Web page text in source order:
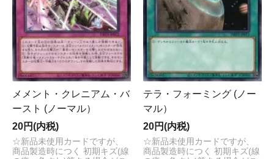
メメント・クレニアム・バ
ースト (ノーマル）
20円(内税)
☆新品未使用カードですが、
商品製造時につく 初期キズ(線
テラ・フォーミング (ノー
マル）
20円(内税)
☆新品未使用カードですが、
商品製造時につく 初期キズ(線